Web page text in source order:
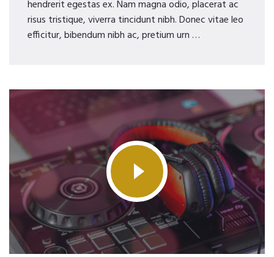
hendrerit egestas ex. Nam magna odio, placerat ac
risus tristique, viverra tincidunt nibh. Donec vitae leo
efficitur, bibendum nibh ac, pretium urn …